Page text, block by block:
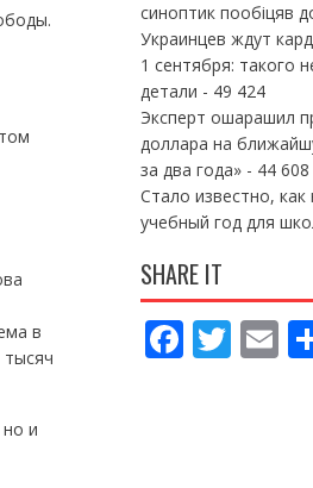
в
и
синоптик пообіцяв
Украинцев ждут
1 сентября: такого
детали - 49 424
Эксперт ошарашил
доллара на
за два года»- 44 608
Стало известно,
учебный год для
SHARE IT
F T E